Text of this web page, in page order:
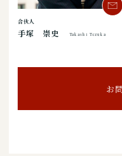
合伙人
手塚 崇史 Takashi Tezuka
お